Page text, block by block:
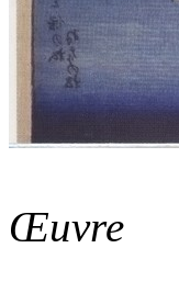
Œuvre